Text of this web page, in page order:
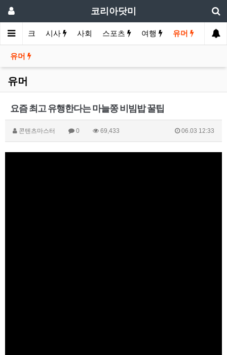
코리아닷미
바이크 시사 사회 스포츠 여행 유머
유머
유머
요즘 최고 유행한다는 마늘쫑 비빔밥 꿀팁
콘텐츠마스터 0 69,433 06.03 12:33